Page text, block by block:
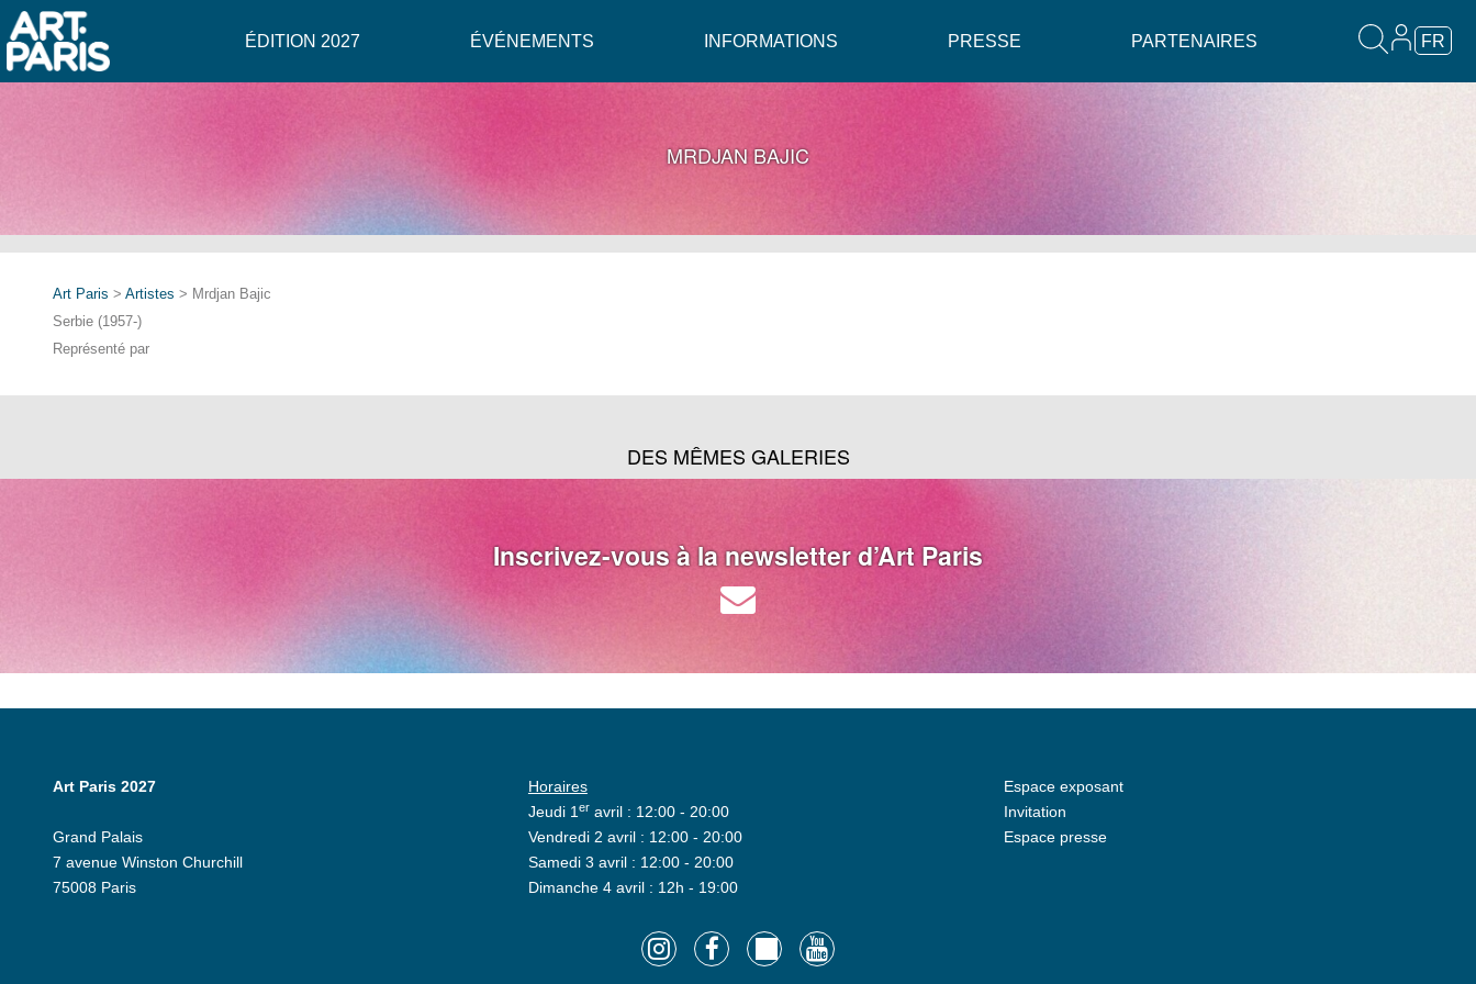
ÉDITION 2027 ÉVÉNEMENTS INFORMATIONS PRESSE PARTENAIRES FR
MRDJAN BAJIC
Art Paris > Artistes > Mrdjan Bajic
Serbie (1957-)
Représenté par
DES MÊMES GALERIES
Inscrivez-vous à la newsletter d’Art Paris
Art Paris 2027
Grand Palais
7 avenue Winston Churchill
75008 Paris
Horaires
Jeudi 1eravril : 12:00 - 20:00
Vendredi 2 avril : 12:00 - 20:00
Samedi 3 avril : 12:00 - 20:00
Dimanche 4 avril : 12h - 19:00
Espace exposant
Invitation
Espace presse